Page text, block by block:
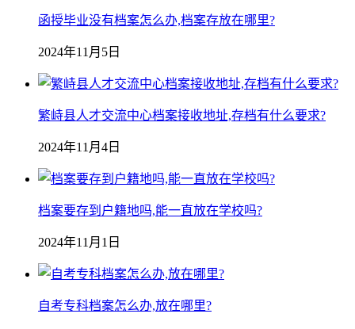
函授毕业没有档案怎么办,档案存放在哪里?
2024年11月5日
繁峙县人才交流中心档案接收地址,存档有什么要求?
2024年11月4日
档案要存到户籍地吗,能一直放在学校吗?
2024年11月1日
自考专科档案怎么办,放在哪里?